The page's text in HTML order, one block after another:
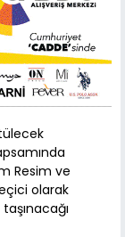
Resim ve
olarak